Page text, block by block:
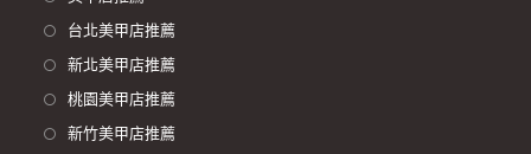
台北美甲店推薦
新北美甲店推薦
桃園美甲店推薦
新竹美甲店推薦